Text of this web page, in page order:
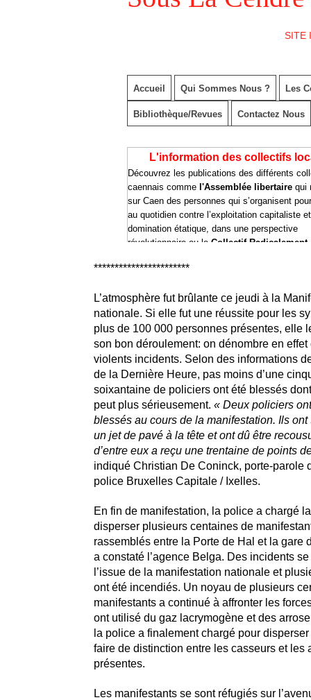
***********************
L’atmosphère fut brûlante ce jeudi à la
nationale. Si elle fut une réussite pour les
plus de 100 000 personnes présentes, elle
son bon déroulement: on dénombre en effet
violents incidents. Selon des informations
de la Dernière Heure, pas moins d’une
soixantaine de policiers ont été blessés
peut plus sérieusement. « Deux policiers
blessés au cours de la manifestation. Ils
un jet de pavé à la tête et ont dû être
d’entre eux a reçu une trentaine de points
indiqué Christian De Coninck, porte-parole
police Bruxelles Capitale / Ixelles.
En fin de manifestation, la police a chargé
disperser plusieurs centaines de
rassemblés entre la Porte de Hal et la gare
a constaté l’agence Belga. Des incidents
l’issue de la manifestation nationale et
ont été incendiés. Un noyau de plusieurs
manifestants a continué à affronter les
ont utilisé du gaz lacrymogène et des
la police a finalement chargé pour
faire de distinction entre les casseurs et les
présentes.
Les manifestants se sont réfugiés sur